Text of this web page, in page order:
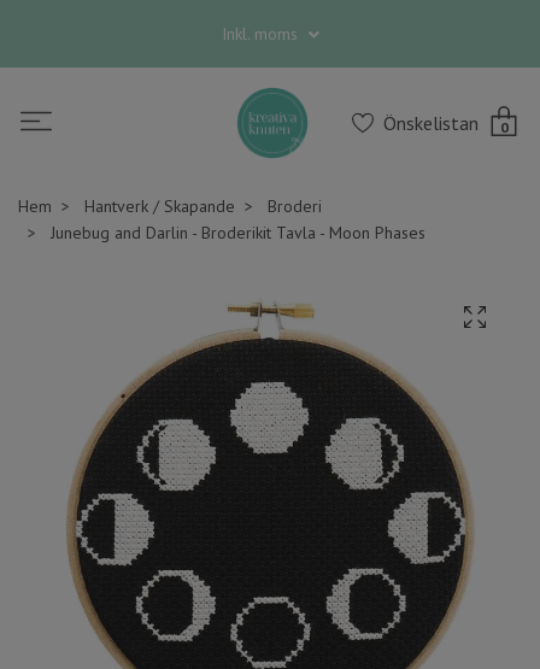
Inkl. moms
Önskelistan 0
Hem Hantverk / Skapande
Broderi
Junebug and Darlin - Broderikit Tavla - Moon Phases